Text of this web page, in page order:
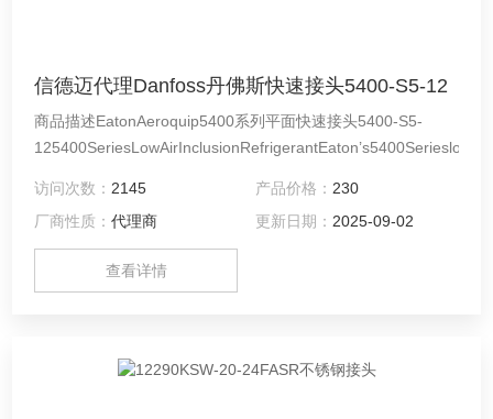
信德迈代理Danfoss丹佛斯快速接头5400-S5-12
商品描述EatonAeroquip5400系列平面快速接头5400-S5-
访问次数： 2145 产品价格： 230
厂商性质：代理商 更新日期： 2025-09-02
查看详情